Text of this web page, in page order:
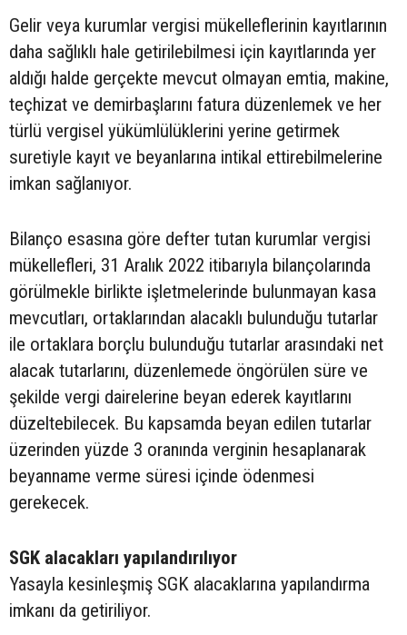
Gelir veya kurumlar vergisi mükelleflerinin kayıtlarının
daha sağlıklı hale getirilebilmesi için kayıtlarında yer
aldığı halde gerçekte mevcut olmayan emtia, makine,
teçhizat ve demirbaşlarını fatura düzenlemek ve her
türlü vergisel yükümlülüklerini yerine getirmek
suretiyle kayıt ve beyanlarına intikal ettirebilmelerine
imkan sağlanıyor.
Bilanço esasına göre defter tutan kurumlar vergisi
mükellefleri, 31 Aralık 2022 itibarıyla bilançolarında
görülmekle birlikte işletmelerinde bulunmayan kasa
mevcutları, ortaklarından alacaklı bulunduğu tutarlar
ile ortaklara borçlu bulunduğu tutarlar arasındaki net
alacak tutarlarını, düzenlemede öngörülen süre ve
şekilde vergi dairelerine beyan ederek kayıtlarını
düzeltebilecek. Bu kapsamda beyan edilen tutarlar
üzerinden yüzde 3 oranında verginin hesaplanarak
beyanname verme süresi içinde ödenmesi
gerekecek.
SGK alacakları yapılandırılıyor
Yasayla kesinleşmiş SGK alacaklarına yapılandırma
imkanı da getiriliyor.